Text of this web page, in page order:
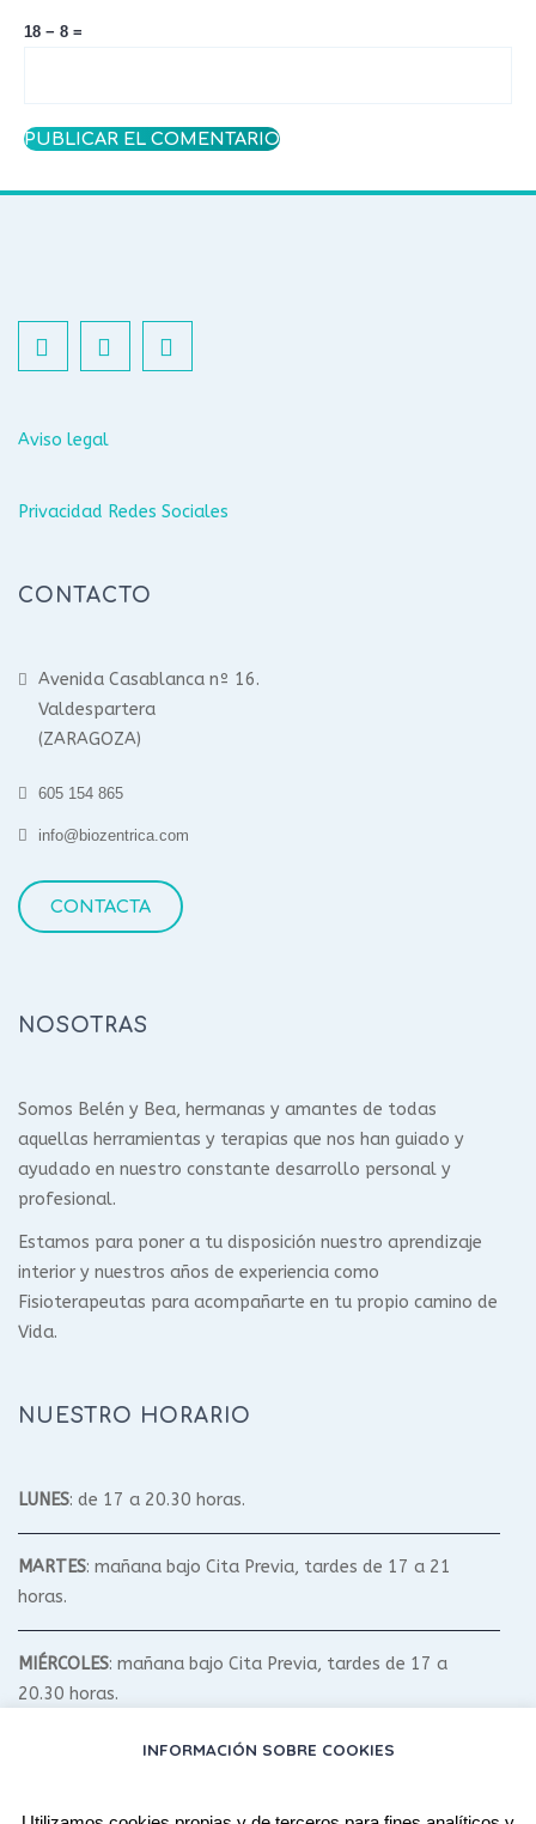
18 − 8 =
Aviso legal
Privacidad Redes Sociales
CONTACTO
Avenida Casablanca nº 16.
Valdespartera
(ZARAGOZA)
605 154 865
info@biozentrica.com
CONTACTA
NOSOTRAS
Somos Belén y Bea, hermanas y amantes de todas
aquellas herramientas y terapias que nos han guiado y
ayudado en nuestro constante desarrollo personal y
profesional.
Estamos para poner a tu disposición nuestro aprendizaje
interior y nuestros años de experiencia como
Fisioterapeutas para acompañarte en tu propio camino de
Vida.
NUESTRO HORARIO
LUNES: de 17 a 20.30 horas.
MARTES: mañana bajo Cita Previa, tardes de 17 a 21
horas.
MIÉRCOLES: mañana bajo Cita Previa, tardes de 17 a
20.30 horas.
: mañana bajo Cita Previa, tardes de 17 a 20.30
INFORMACIÓN SOBRE COOKIES